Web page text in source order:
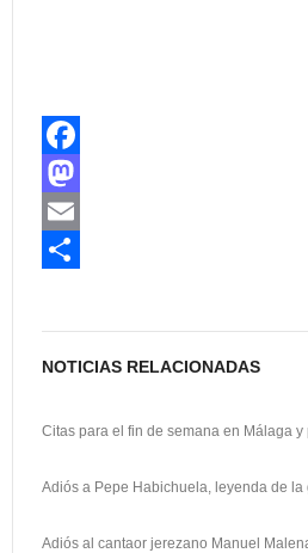
F
a
c
o
k
M
a
o
o
n
E
im
a
r
NOTICIAS RELACIONADAS
Citas para el fin de semana en Málaga y
Adiós a Pepe Habichuela, leyenda de la
Adiós al cantaor jerezano Manuel